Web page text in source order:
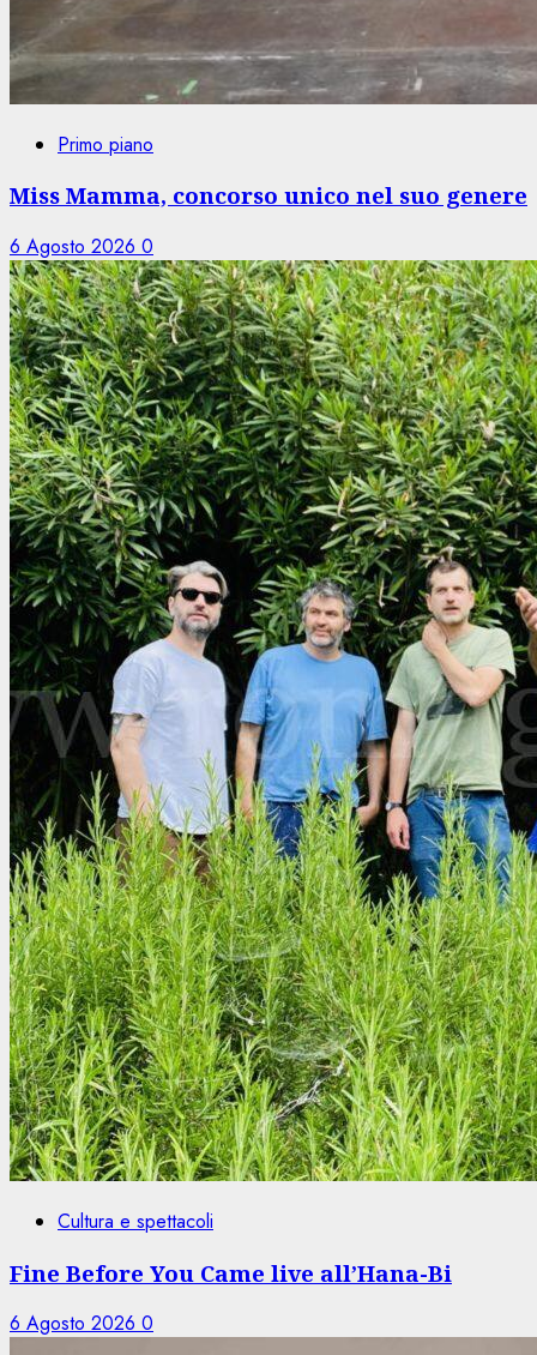
Primo piano
Miss Mamma, concorso unico nel suo genere
6 Agosto 2026 0
Cultura e spettacoli
Fine Before You Came live all’Hana-Bi
6 Agosto 2026 0